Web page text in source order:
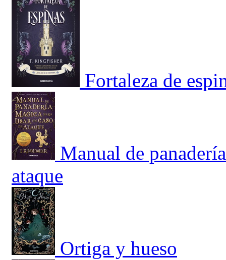
Fortaleza de
Manual de
ataque
Ortiga y hueso